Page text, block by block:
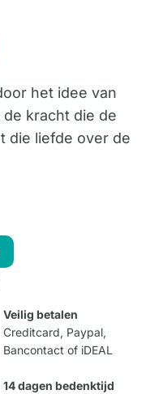
het idee van
kracht die de
die liefde over de
Veilig betalen
Creditcard, Paypal,
Bancontact of iDEAL
14 dagen bedenktijd